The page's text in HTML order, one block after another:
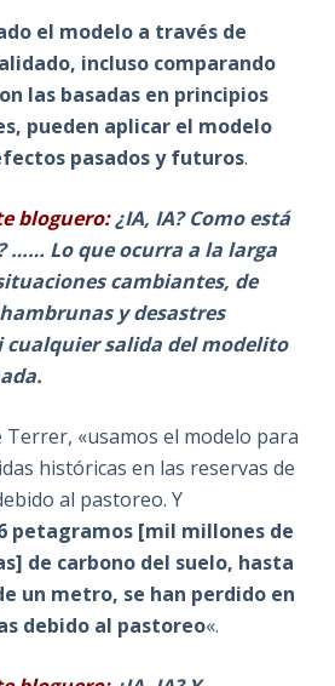
el modelo a través de
incluso comparando
las basadas en principios
pueden aplicar el modelo
pasados y futuros.
bloguero:¿IA, IA?Como está
…… Lo que ocurra a la larga
cambiantes, de
y desastres
salida del modelito
Terrer, «usamos el modelo para
históricas en las reservas de
al pastoreo. Y
petagramos [mil millones de
de carbono del suelo, hasta
un metro, se han perdido en
debido al pastoreo«.